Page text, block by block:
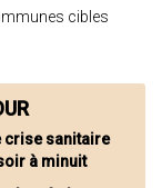
cibles
crise sanitaire
à minuit